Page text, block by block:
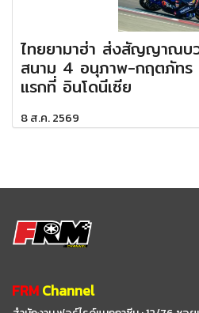
ไทยยามาฮ่า ส่งสัญญาณบว
สนาม 4 อนุภาพ-กฤตภัทร
แรกที่ อินโดนีเซีย
8 ส.ค. 2569
FRMChannel